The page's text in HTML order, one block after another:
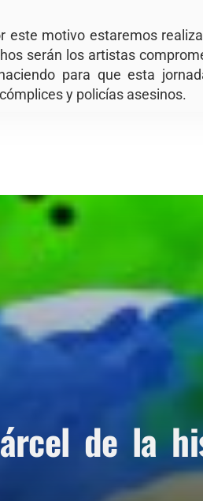
este motivo estaremos
serán los artistas
para que esta
y policías asesinos.
de la